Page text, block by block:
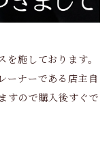
施しております。
ーナーである店主自
すので購入後すぐで